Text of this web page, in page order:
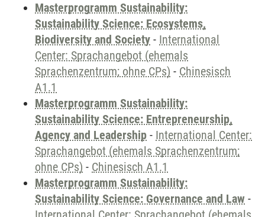
Masterprogramm Sustainability:
Sustainability Science: Ecosystems,
Biodiversity and Society - International
Center: Sprachangebot (ehemals
Sprachenzentrum; ohne CPs) - Chinesisch
A1.1
Masterprogramm Sustainability:
Sustainability Science: Entrepreneurship,
Agency and Leadership - International Center:
Sprachangebot (ehemals Sprachenzentrum;
ohne CPs) - Chinesisch A1.1
Masterprogramm Sustainability:
Sustainability Science: Governance and Law -